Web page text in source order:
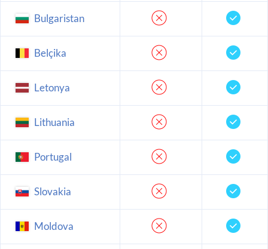
Bulgaristan
Belçika
Letonya
Lithuania
Portugal
Slovakia
Moldova